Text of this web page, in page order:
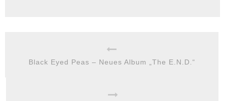
Black Eyed Peas – Neues Album „The E.N.D.“